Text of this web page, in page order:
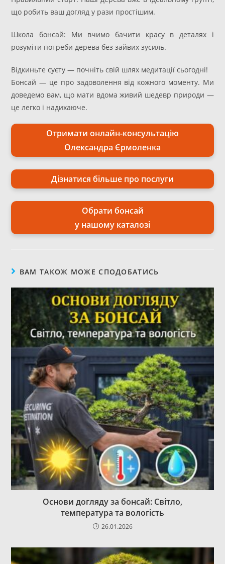
що робить ваш догляд у рази простішим.
Школа бонсай: Ми вчимо бачити красу в деталях і
розуміти потреби дерева без зайвих зусиль.
Відкиньте суєту — почніть свій шлях медитації сьогодні!
Бонсай — це про задоволення від кожного моменту. Ми
доведемо вам, що мати вдома живий шедевр природи —
це легко і надихаюче.
Отримати онлайн-консультацію
Олександра Єрмоленка
Дізнатися більше про послуги
Обрати бонсай
у нашому каталозі
ВАМ ТАКОЖ МОЖЕ СПОДОБАТИСЬ
Основи догляду за бонсай: Світло,
температура та вологість
26.01.2026